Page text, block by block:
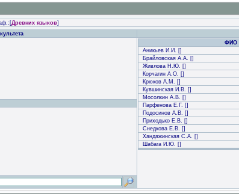
Древних языков]
ФИО
Аникьев И.И. []
Брайловская А.А. []
Живлова Н.Ю. []
Корчагин А.О. []
Крюков А.М. []
Кувшинская И.В. []
Мосолкин А.В. []
Парфенова Е.Г. []
Подосинов А.В. []
Приходько Е.В. []
Снедкова Е.В. []
Хандажинская С.А. []
Шабага И.Ю. []